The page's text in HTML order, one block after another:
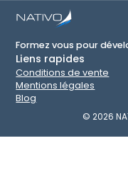
Formez vous pour
Liens rapides
Conditions de vente
Mentions légales
Blog
© 2026